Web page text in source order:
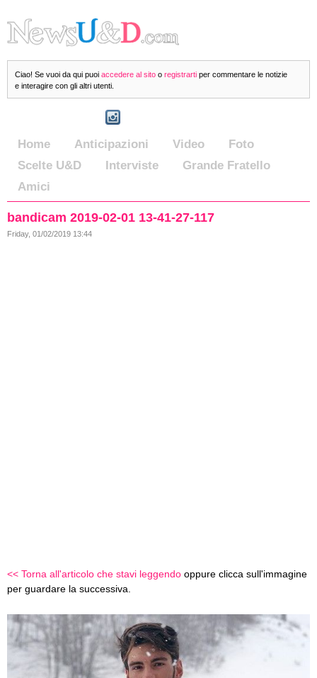
Ciao! Se vuoi da qui puoi accedere al sito o registrarti per commentare le notizie
e interagire con gli altri utenti.
Home Anticipazioni Video
Foto
Scelte U&D
Interviste
Grande Fratello
Amici
bandicam 2019-02-01 13-41-27-117
Friday, 01/02/2019 13:44
<< Torna all'articolo che stavi leggendo oppure clicca sull'immagine
per guardare la successiva.